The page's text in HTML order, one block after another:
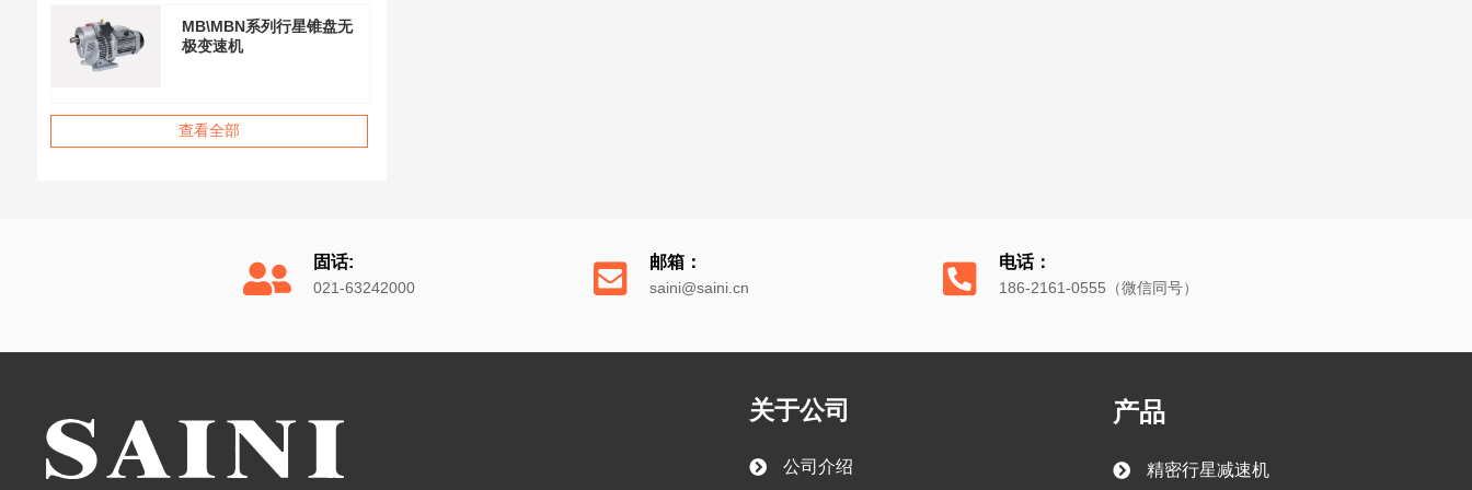
MB\MBN系列行星锥盘无
极变速机
查看全部
固话:
021-63242000
邮箱：
saini@saini.cn
电话：
186-2161-0555（微信同号）
关于公司
公司介绍
产品
精密行星减速机